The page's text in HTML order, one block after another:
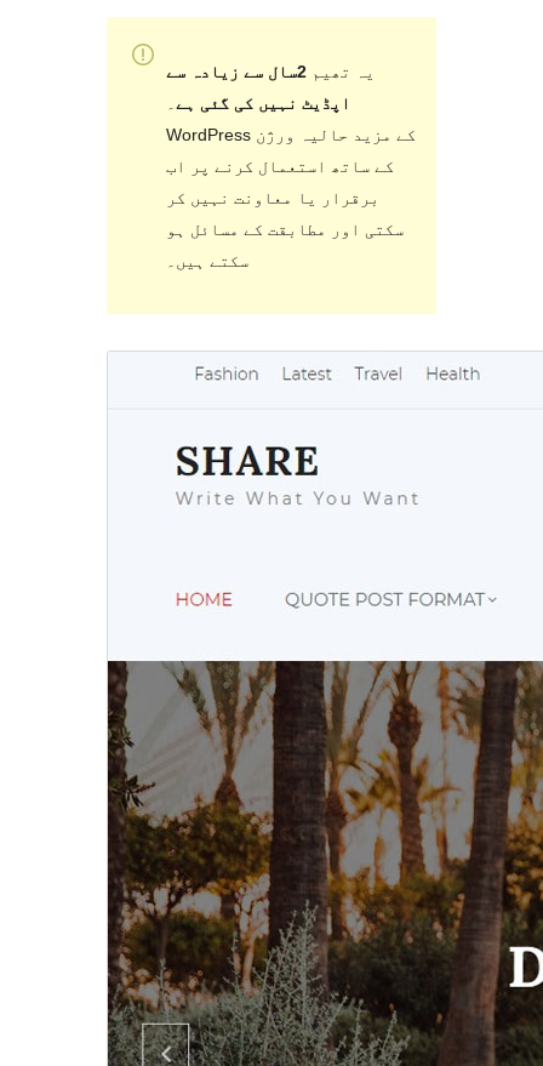
یہ تھیم 2سال سے زیادہ سے
اپڈیٹ نہیں کی گئی ہے
WordPress کے مزید حالیہ ورژن
کے ساتھ استعمال کرنے پر اب
برقرار یا معاونت نہیں کر
سکتی اور مطابقت کے مسائل ہو
سکتے ہیں۔